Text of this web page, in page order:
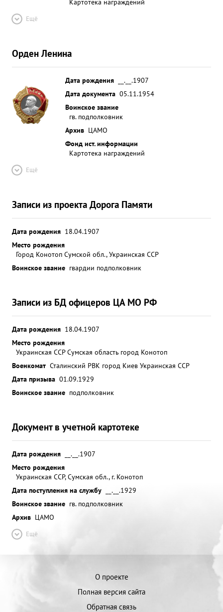
Ещё
Орден Ленина
Дата рождения
__.__.1907
Дата документа 05.11.1954
Воинское звание
гв. подполковник
Архив ЦАМО
Фонд ист. информации
Картотека награждений
Ещё
Записи из проекта Дорога Памяти
Дата рождения 18.04.1907
Место рождения
Город Конотоп Сумской обл., Украинская ССР
Воинское звание гвардии подполковник
Записи из БД офицеров ЦА МО РФ
Дата рождения 18.04.1907
Место рождения
Украинская ССР Сумская область город Конотоп
Военкомат Сталинский РВК город Киев Украинская ССР
Дата призыва 01.09.1929
Воинское звание подполковник
Документ в учетной картотеке
Дата рождения
__.__.1907
Место рождения
Украинская ССР, Сумская обл., г. Конотоп
Дата поступления на службу
__.__.1929
Воинское звание гв. подполковник
Архив ЦАМО
Ещё
О проекте
Полная версия сайта
Обратная связь